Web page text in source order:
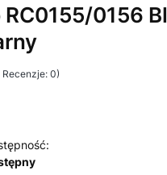
0156
0)